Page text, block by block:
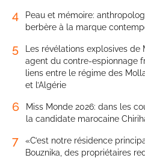
4
Peau et mémoire:
berbère à la marque
5
Les révélations explosives
agent du contre-espionnage
liens entre le régime des
et l’Algérie
6
Miss Monde 2026: dans les
la candidate marocaine
7
«C’est notre résidence
Bouznika, des propriétaires